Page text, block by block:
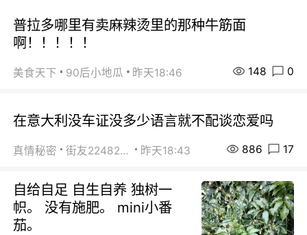
普拉多哪里有卖麻辣烫里的那种牛筋面
啊！！！！！
美食天下 90后小地瓜 昨天18:46 148 0
在意大利没车证没多少语言就不配谈恋爱吗
真情秘密 街友22482465 昨天18:43 886 17
自给自足 自生自养 独树一
帜。 没有施肥。 mini小番
茄。